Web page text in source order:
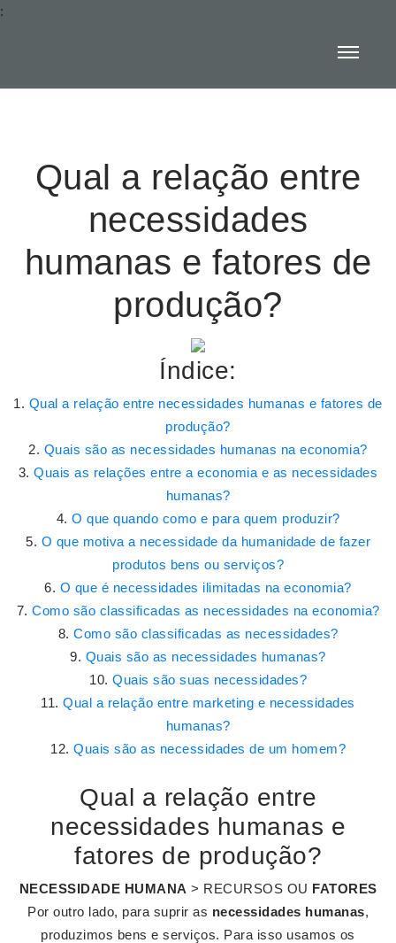
:
Qual a relação entre
necessidades
humanas e fatores de
produção?
Índice:
Qual a relação entre necessidades humanas e fatores de
produção?
Quais são as necessidades humanas na economia?
Quais as relações entre a economia e as necessidades
humanas?
O que quando como e para quem produzir?
O que motiva a necessidade da humanidade de fazer
produtos bens ou serviços?
O que é necessidades ilimitadas na economia?
Como são classificadas as necessidades na economia?
Como são classificadas as necessidades?
Quais são as necessidades humanas?
Quais são suas necessidades?
Qual a relação entre marketing e necessidades
humanas?
Quais são as necessidades de um homem?
Qual a relação entre
necessidades humanas e
fatores de produção?
NECESSIDADE HUMANA > RECURSOS OU FATORES
Por outro lado, para suprir as necessidades humanas,
produzimos bens e serviços. Para isso usamos os